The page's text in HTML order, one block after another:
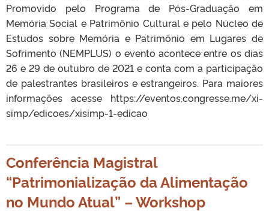
Promovido pelo Programa de Pós-Graduação em
Memória Social e Patrimônio Cultural e pelo Núcleo de
Estudos sobre Memória e Patrimônio em Lugares de
Sofrimento (NEMPLUS) o evento acontece entre os dias
26 e 29 de outubro de 2021 e conta com a participação
de palestrantes brasileiros e estrangeiros. Para maiores
informações acesse https://eventos.congresse.me/xi-
simp/edicoes/xisimp-1-edicao
Conferência Magistral
“Patrimonialização da Alimentação
no Mundo Atual” – Workshop